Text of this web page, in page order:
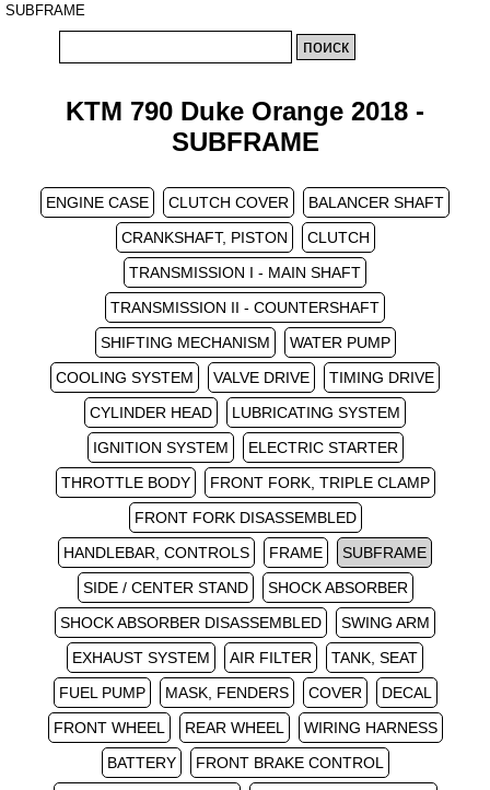
SUBFRAME
KTM 790 Duke Orange 2018 -
SUBFRAME
ENGINE CASE CLUTCH COVER
BALANCER SHAFT
CRANKSHAFT, PISTON
CLUTCH
TRANSMISSION I - MAIN SHAFT
TRANSMISSION II - COUNTERSHAFT
SHIFTING MECHANISM
WATER PUMP
COOLING SYSTEM
VALVE DRIVE
TIMING DRIVE
CYLINDER HEAD
LUBRICATING SYSTEM
IGNITION SYSTEM
ELECTRIC STARTER
THROTTLE BODY
FRONT FORK, TRIPLE CLAMP
FRONT FORK DISASSEMBLED
HANDLEBAR, CONTROLS
FRAME
SUBFRAME
SIDE / CENTER STAND
SHOCK ABSORBER
SHOCK ABSORBER DISASSEMBLED
SWING ARM
EXHAUST SYSTEM
AIR FILTER
TANK, SEAT
FUEL PUMP
MASK, FENDERS COVER
DECAL
FRONT WHEEL
REAR WHEEL
WIRING HARNESS
BATTERY
FRONT BRAKE CONTROL